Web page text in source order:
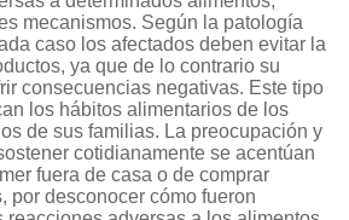
mecanismos. Según la patología
caso los afectados deben evitar la
ya que de lo contrario su
consecuencias negativas. Este tipo
los hábitos alimentarios de los
de sus familias. La preocupación y
cotidianamente se acentúan
fuera de casa o de comprar
por desconocer cómo fueron